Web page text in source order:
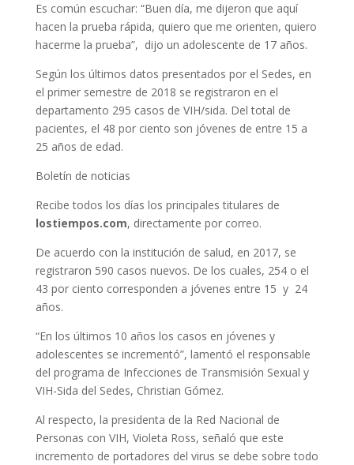
Es común escuchar: “Buen día, me dijeron que aquí
hacen la prueba rápida, quiero que me orienten, quiero
hacerme la prueba”, dijo un adolescente de 17 años.
Según los últimos datos presentados por el Sedes, en
el primer semestre de 2018 se registraron en el
departamento 295 casos de VIH/sida. Del total de
pacientes, el 48 por ciento son jóvenes de entre 15 a
25 años de edad.
Boletín de noticias
Recibe todos los días los principales titulares de
lostiempos.com, directamente por correo.
De acuerdo con la institución de salud, en 2017, se
registraron 590 casos nuevos. De los cuales, 254 o el
43 por ciento corresponden a jóvenes entre 15 y 24
años.
“En los últimos 10 años los casos en jóvenes y
adolescentes se incrementó”, lamentó el responsable
del programa de Infecciones de Transmisión Sexual y
VIH-Sida del Sedes, Christian Gómez.
Al respecto, la presidenta de la Red Nacional de
Personas con VIH, Violeta Ross, señaló que este
incremento de portadores del virus se debe sobre todo